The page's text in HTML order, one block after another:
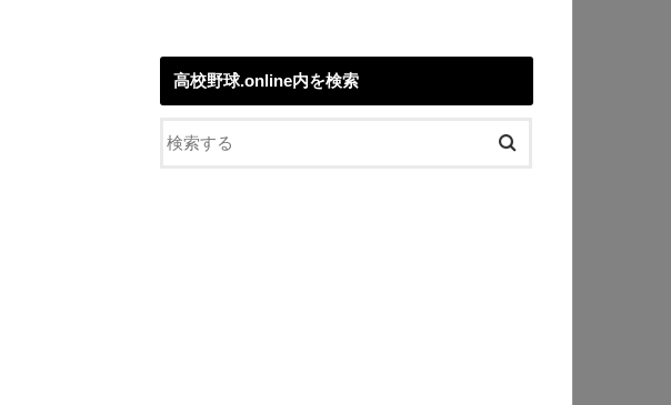
高校野球.online内を検索